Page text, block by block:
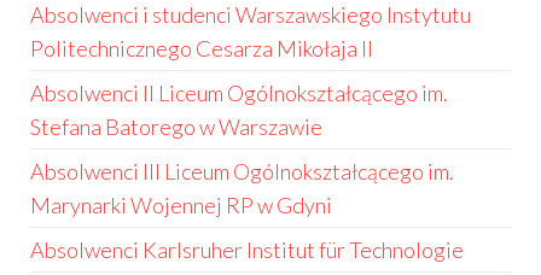
Absolwenci i studenci Warszawskiego Instytutu
Politechnicznego Cesarza Mikołaja II
Absolwenci II Liceum Ogólnokształcącego im.
Stefana Batorego w Warszawie
Absolwenci III Liceum Ogólnokształcącego im.
Marynarki Wojennej RP w Gdyni
Absolwenci Karlsruher Institut für Technologie